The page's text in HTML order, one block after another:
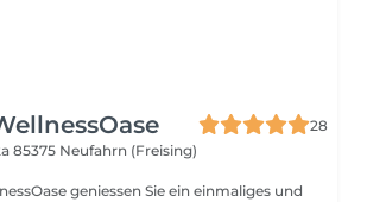
28
85375 Neufahrn (Freising)
geniessen Sie ein einmaliges und